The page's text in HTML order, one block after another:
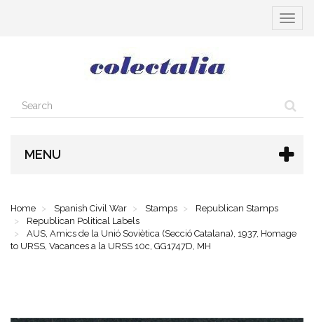
Toggle
MENU
Home Spanish Civil War Stamps
Republican Stamps
Republican Political Labels
AUS, Amics de la Unió Soviètica (Secció Catalana), 1937, Homage
to URSS, Vacances a la URSS 10c, GG1747D, MH